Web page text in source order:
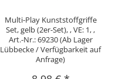
Multi-Play Kunststoffgriffe
Set, gelb (2er-Set), , VE: 1, ,
Art.-Nr.: 69230 (Ab Lager
Lübbecke / Verfügbarkeit auf
Anfrage)